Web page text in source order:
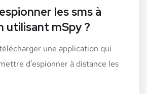
les sms à
utilisant mSpy ?
une application qui
d’espionner à distance les